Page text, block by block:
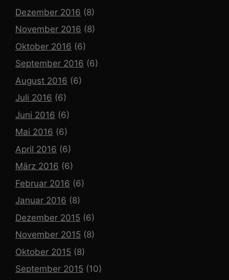
Dezember 2016 (8)
November 2016 (8)
Oktober 2016 (6)
September 2016 (6)
August 2016 (6)
Juli 2016 (6)
Juni 2016 (6)
Mai 2016 (6)
April 2016 (6)
März 2016 (6)
Februar 2016 (6)
Januar 2016 (8)
Dezember 2015 (6)
November 2015 (8)
Oktober 2015 (8)
September 2015 (10)